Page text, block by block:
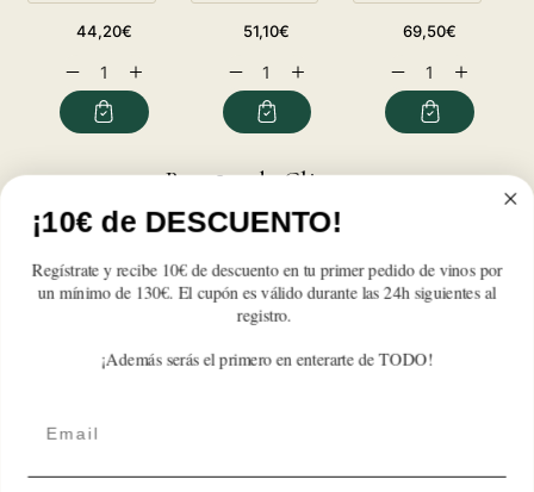
Precio
44,20€
Reducir
cantidad
para
Mezcal
Aumentar
cantidad
para
Mezcal
Gusano
Precio
51,10€
Reducir
cantidad
para
Mezcal
Gusano
Aumentar
cantidad
para
Mezcal
Gusano
Precio
69,50€
Reducir
cantidad
para
Mezcal
Aumentar
cantidad
para
Mezcal
Reseñas de Clientes
Write a review
¡10€ de DESCUENTO!
Regístrate y recibe 10€ de descuento en tu primer pedido de vinos por
un mínimo de 130€. El cupón es válido durante las 24h siguientes al
registro.
¡Además serás el primero en enterarte de TODO!